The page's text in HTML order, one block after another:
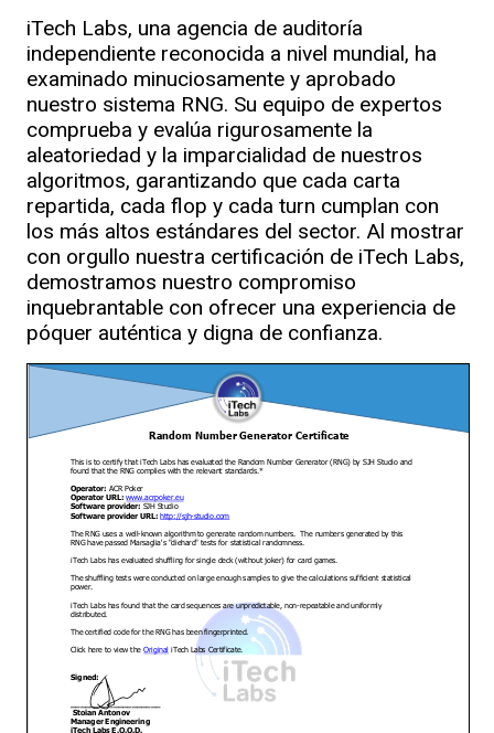
iTech Labs, una agencia de auditoría
independiente reconocida a nivel mundial, ha
examinado minuciosamente y aprobado
nuestro sistema RNG. Su equipo de expertos
comprueba y evalúa rigurosamente la
aleatoriedad y la imparcialidad de nuestros
algoritmos, garantizando que cada carta
repartida, cada flop y cada turn cumplan con
los más altos estándares del sector. Al mostrar
con orgullo nuestra certificación de iTech Labs,
demostramos nuestro compromiso
inquebrantable con ofrecer una experiencia de
póquer auténtica y digna de confianza.